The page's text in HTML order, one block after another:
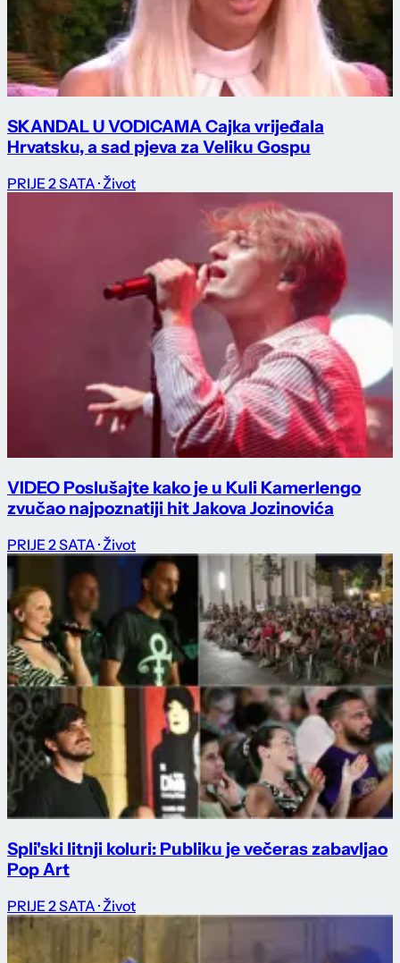
SKANDAL U VODICAMA Cajka vrijeđala
Hrvatsku, a sad pjeva za Veliku Gospu
PRIJE 2 SATA · Život
VIDEO Poslušajte kako je u Kuli Kamerlengo
zvučao najpoznatiji hit Jakova Jozinovića
PRIJE 2 SATA · Život
Spli'ski litnji koluri: Publiku je večeras zabavljao
Pop Art
PRIJE 2 SATA · Život